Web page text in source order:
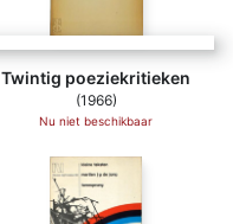
Twintig poeziekritieken
(1966)
Nu niet beschikbaar